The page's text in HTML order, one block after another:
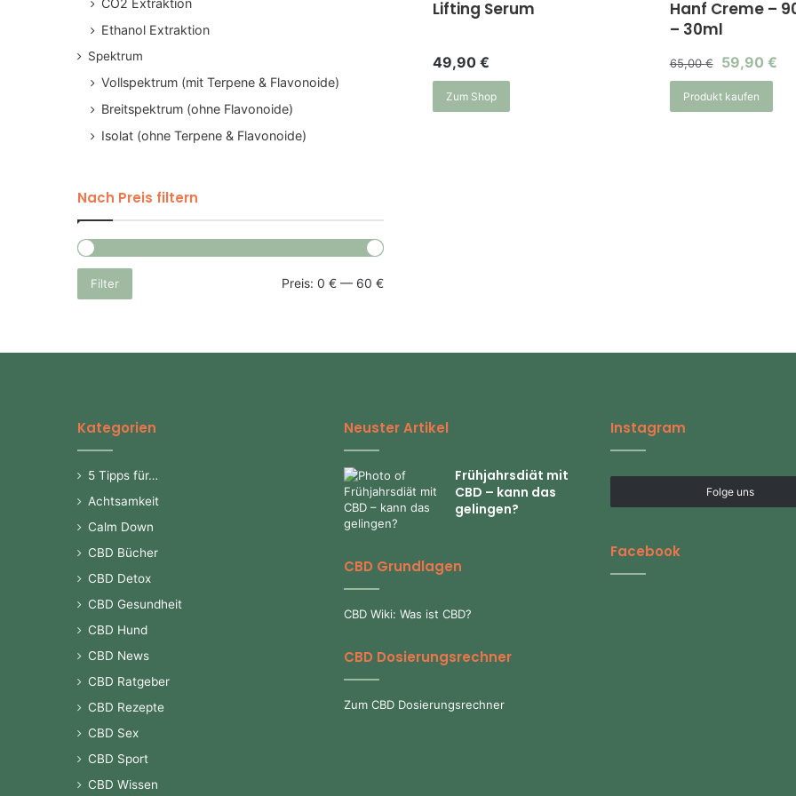
Lifting Serum
49,90 €
Zum Shop
Hanf Creme –
– 30ml
65,00€ 59,90 €
Produkt kaufen
CO2 Extraktion
Ethanol Extraktion
Spektrum
Vollspektrum (mit Terpene & Flavonoide)
Breitspektrum (ohne Flavonoide)
Isolat (ohne Terpene & Flavonoide)
Nach Preis filtern
Min.
Max.
Filter Preis: 0 €— 60 €
Kategorien
5 Tipps für…
Achtsamkeit
Calm Down
CBD Bücher
CBD Detox
CBD Gesundheit
CBD Hund
CBD News
CBD Ratgeber
CBD Rezepte
CBD Sex
CBD Sport
CBD Wissen
Neuster Artikel
Frühjahrsdiät mit
CBD – kann das
gelingen?
CBD Grundlagen
CBD Wiki: Was ist CBD?
CBD Dosierungsrechner
Zum CBD Dosierungsrechner
Instagram
Folge uns
Facebook